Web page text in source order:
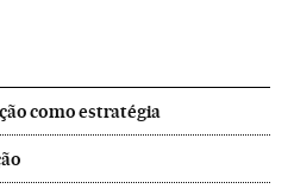
como estratégia